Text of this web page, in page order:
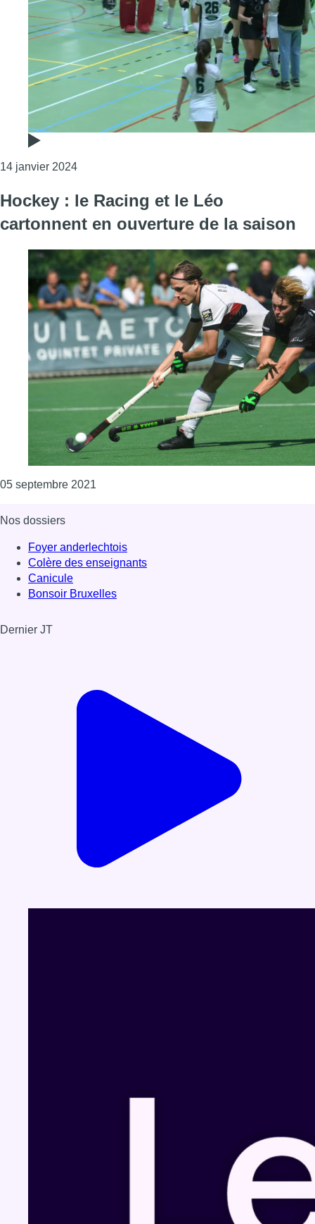
14 janvier 2024Consulter l'article "Hockey : le Racing fait
Hockey : le Racing et le Léo
cartonnent en ouverture de la saison
05 septembre 2021
Nos dossiers
Foyer anderlechtois
Colère des enseignants
Canicule
Bonsoir Bruxelles
Dernier JT